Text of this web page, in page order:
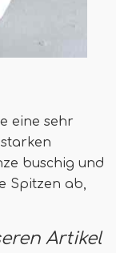
eine sehr
buschig und
Spitzen ab,
Artikel